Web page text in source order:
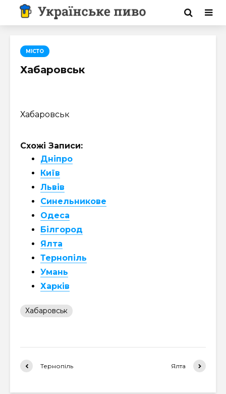
МІСТО
Хабаровськ
Хабаровськ
Схожі Записи:
Дніпро
Київ
Львів
Синельникове
Одеса
Білгород
Ялта
Тернопіль
Умань
Харків
Хабаровськ
Тернопіль Ялта